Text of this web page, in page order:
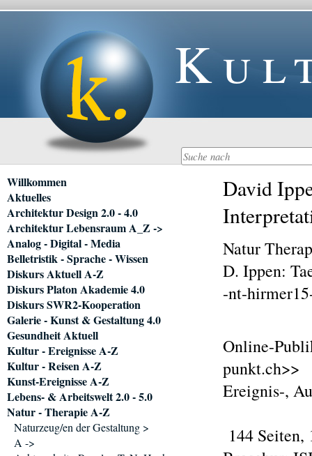
David
Natur
D. Ippen:
-nt-
Online-
punkt.ch>>
Ereignis-,
144
Navigation
überspringen
Willkommen
Aktuelles
Architektur Design 2.0 - 4.0
Architektur Lebensraum A_Z ->
Analog - Digital - Media
Belletristik - Sprache - Wissen
Diskurs Aktuell A-Z
Diskurs Platon Akademie 4.0
Diskurs SWR2-Kooperation
Galerie - Kunst & Gestaltung 4.0
Gesundheit Aktuell
Kultur - Ereignisse A-Z
Kultur - Reisen A-Z
Kunst-Ereignisse A-Z
Lebens- & Arbeitswelt 2.0 - 5.0
Natur - Therapie A-Z
Naturzeug/en der Gestaltung >
A ->